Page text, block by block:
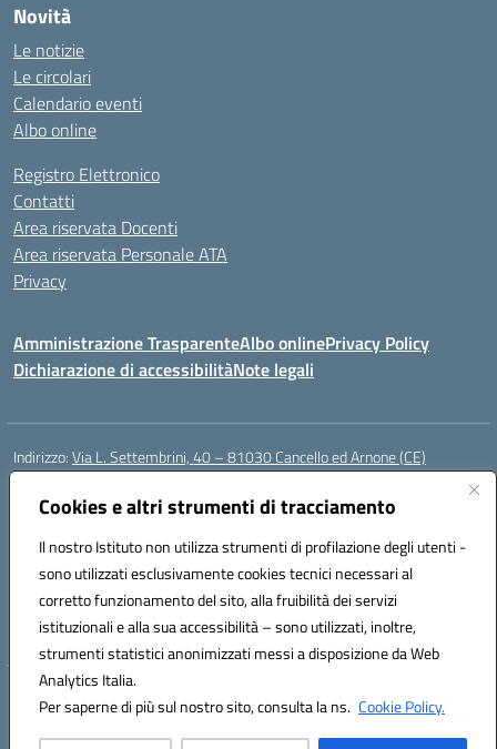
Cookies e altri strumenti di tracciamento
Il nostro Istituto non utilizza strumenti di profilazione degli utenti -
sono utilizzati esclusivamente cookies tecnici necessari al
corretto funzionamento del sito, alla fruibilità dei servizi
istituzionali e alla sua accessibilità – sono utilizzati, inoltre,
strumenti statistici anonimizzati messi a disposizione da Web
Analytics Italia.
Per saperne di più sul nostro sito, consulta la ns. Cookie Policy.
Novità
Le notizie
Le circolari
Calendario eventi
Albo online
Registro Elettronico
Contatti
Area riservata Docenti
Area riservata Personale ATA
Privacy
Amministrazione TrasparenteAlbo onlinePrivacy Policy
Dichiarazione di accessibilitàNote legali
Indirizzo:Via L. Settembrini, 40 – 81030 Cancello ed Arnone (CE)
Centralino:
Posta elettronica certificata (PEC):ceic818008@pec.istruzione.it
Codice fiscale: 80009710619
Codice meccanografico:CEIC818008
Codice Indice delle Pubbliche Amministrazioni (IPA): istsc_ceic818008
Codice unico di fatturazione (CUF): UF0QMA
Hosting & Powered by 3D Solution S.r.l.
Concept & Design by Designers Italia